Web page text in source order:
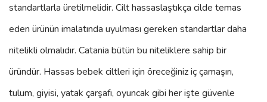
standartlarla üretilmelidir. Cilt hassaslaştıkça cilde temas
eden ürünün imalatında uyulması gereken standartlar daha
nitelikli olmalıdır. Catania bütün bu niteliklere sahip bir
üründür. Hassas bebek ciltleri için öreceğiniz iç çamaşırı,
tulum, giyisi, yatak çarşafı, oyuncak gibi her işte güvenle